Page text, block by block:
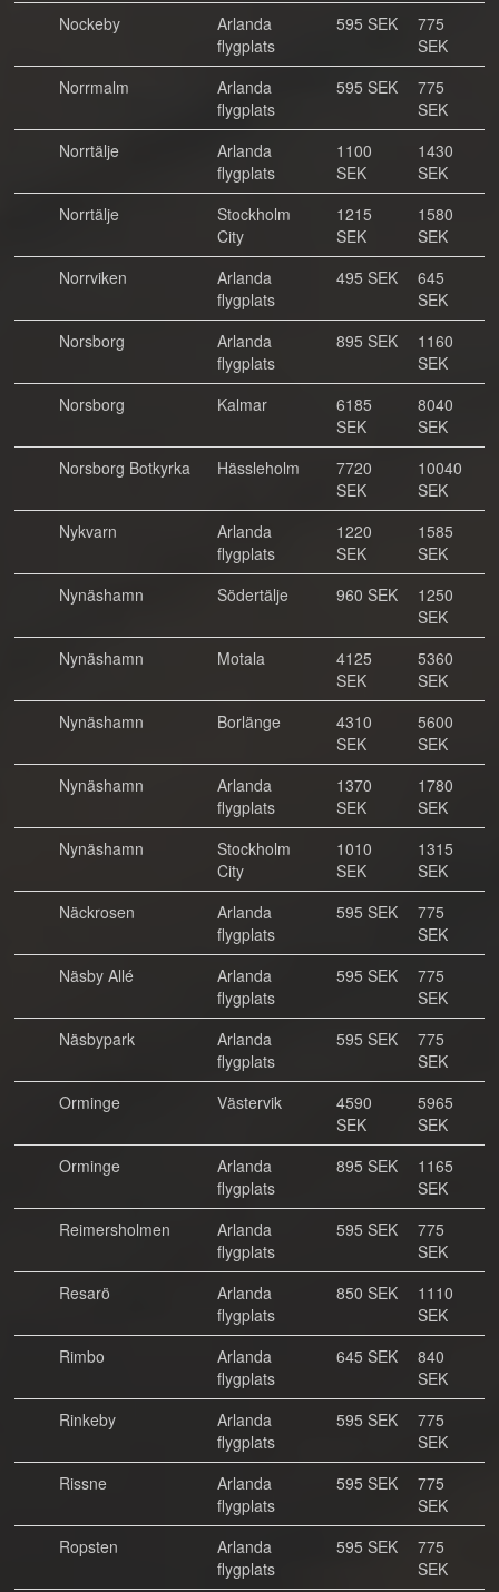
Nockeby
Arlanda
flygplats
595 SEK
775
SEK
Norrmalm
Arlanda
flygplats
595 SEK
775
SEK
Norrtälje
Arlanda
flygplats
1100
SEK
1430
SEK
Norrtälje
Stockholm
City
1215
SEK
1580
SEK
Norrviken
Arlanda
flygplats
495 SEK
645
SEK
Norsborg
Arlanda
flygplats
895 SEK
1160
SEK
Norsborg
Kalmar
6185
SEK
8040
SEK
Norsborg Botkyrka
Hässleholm
7720
SEK
10040
SEK
Nykvarn
Arlanda
flygplats
1220
SEK
1585
SEK
Nynäshamn
Södertälje 960 SEK
1250
SEK
Nynäshamn
Motala
4125
SEK
5360
SEK
Nynäshamn
Borlänge
4310
SEK
5600
SEK
Nynäshamn
Arlanda
flygplats
1370
SEK
1780
SEK
Nynäshamn
Stockholm
City
1010
SEK
1315
SEK
Näckrosen
Arlanda
flygplats
595 SEK
775
SEK
Näsby Allé
Arlanda
flygplats
595 SEK
775
SEK
Näsbypark
Arlanda
flygplats
595 SEK
775
SEK
Orminge
Västervik
4590
SEK
5965
SEK
Orminge
Arlanda
flygplats
895 SEK
1165
SEK
Reimersholmen
Arlanda
flygplats
595 SEK
775
SEK
Resarö
Arlanda
flygplats
850 SEK
1110
SEK
Rimbo
Arlanda
flygplats
645 SEK
840
SEK
Rinkeby
Arlanda
flygplats
595 SEK
775
SEK
Rissne
Arlanda
flygplats
595 SEK
775
SEK
Ropsten
Arlanda
flygplats
595 SEK
775
SEK